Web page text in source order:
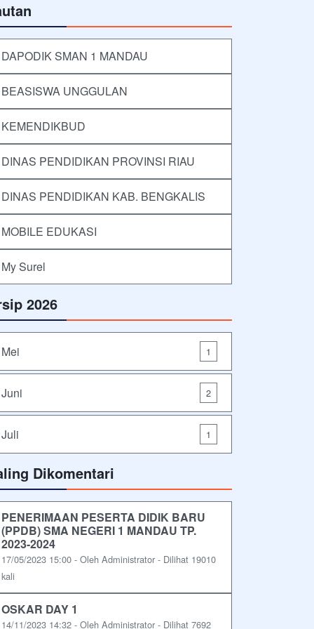
DAPODIK SMAN 1 MANDAU
BEASISWA UNGGULAN
KEMENDIKBUD
DINAS PENDIDIKAN PROVINSI RIAU
DINAS PENDIDIKAN KAB. BENGKALIS
MOBILE EDUKASI
My Surel
2026
Mei 1
Juni 2
Juli 1
Dikomentari
PENERIMAAN PESERTA DIDIK BARU
(PPDB) SMA NEGERI 1 MANDAU TP.
2023-2024
17/05/2023 15:00 - Oleh Administrator - Dilihat 19010
kali
OSKAR DAY 1
14/11/2023 14:32 - Oleh Administrator - Dilihat 7692